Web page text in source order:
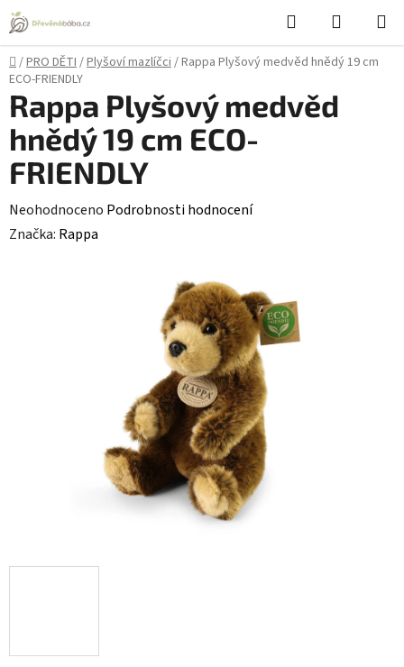
Přejít
na
obsah
Hledat
KOŠÍK
Domů
/PRO DĚTI/Plyšoví mazlíčci/Rappa Plyšový medvěd hnědý 19 cm
ECO-FRIENDLY
Rappa Plyšový medvěd
hnědý 19 cm ECO-
FRIENDLY
Průměrné
hodnocení
Neohodnoceno Podrobnosti hodnocení
Značka: Rappa